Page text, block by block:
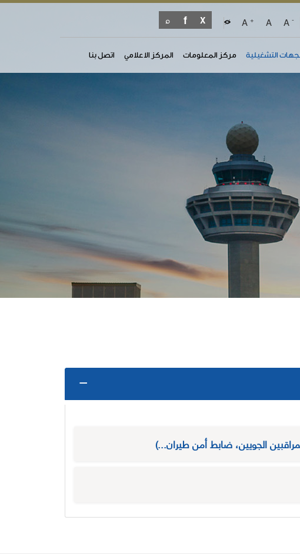
-
A
A
+
A
التشغيلية مركز المعلومات المركز الاعلامي اتصل بنا
الجويين، ضابط أمن طيران...)